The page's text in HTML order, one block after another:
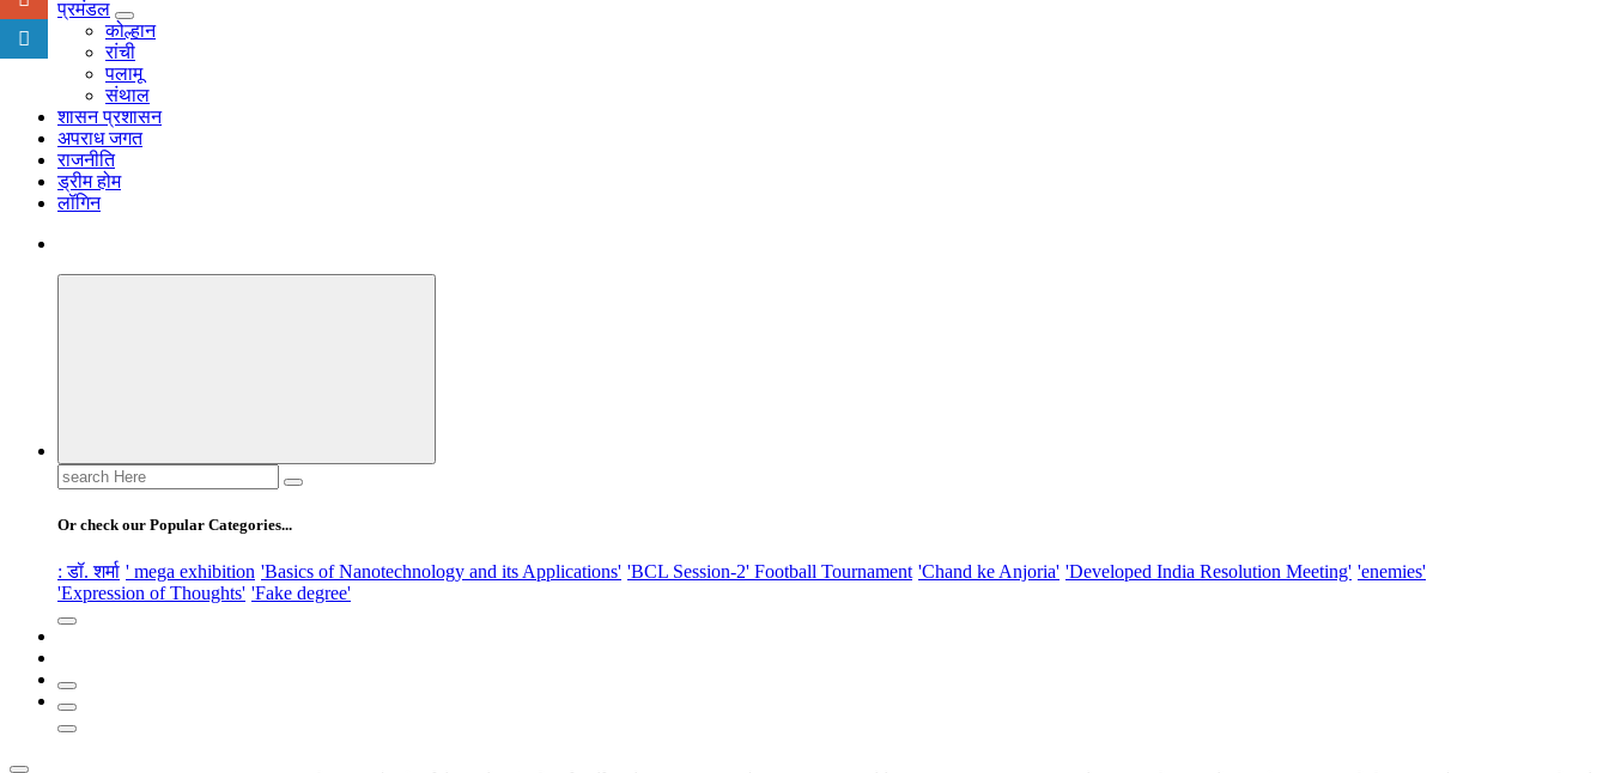
नज़र हर खबर पर
प्रमंडल
कोल्हान
रांची
पलामू
संथाल
शासन प्रशासन
अपराध जगत
राजनीति
ड्रीम होम
लॉगिन
Search
for:
Or check our Popular Categories...
: डॉ. शर्मा ' mega exhibition 'Basics of Nanotechnology and its Applications' 'BCL Session-2' Football Tournament 'Chand ke Anjoria' 'Developed India Resolution Meeting' 'enemies'
'Expression of Thoughts' 'Fake degree'